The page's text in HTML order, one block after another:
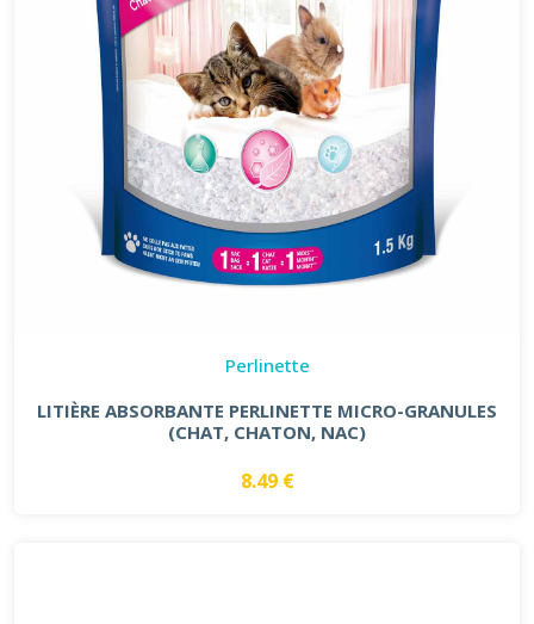
Perlinette
LITIÈRE ABSORBANTE PERLINETTE MICRO-GRANULES
(CHAT, CHATON, NAC)
8.49 €